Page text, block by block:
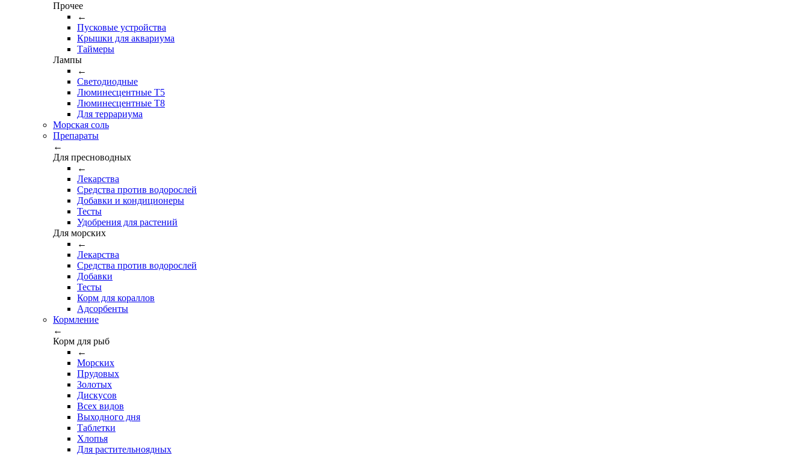
Прочее
←
Пусковые устройства
Крышки для аквариума
Таймеры
Лампы
←
Светодиодные
Люминесцентные Т5
Люминесцентные Т8
Для террариума
Морская соль
Препараты
←
Для пресноводных
←
Лекарства
Средства против водорослей
Добавки и кондиционеры
Тесты
Удобрения для растений
Для морских
←
Лекарства
Средства против водорослей
Добавки
Тесты
Корм для кораллов
Адсорбенты
Кормление
←
Корм для рыб
←
Морских
Прудовых
Золотых
Дискусов
Всех видов
Выходного дня
Таблетки
Хлопья
Для растительноядных